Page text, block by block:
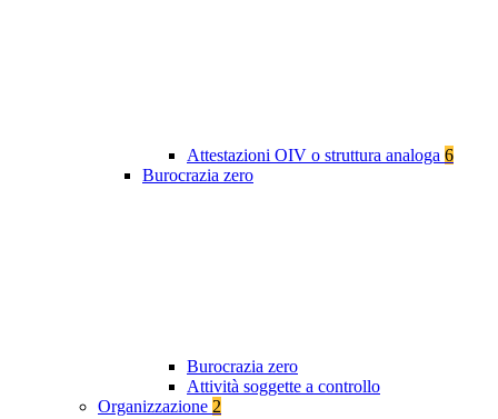
Attestazioni OIV o struttura analoga 6
Burocrazia zero
Burocrazia zero
Attività soggette a controllo
Organizzazione 2